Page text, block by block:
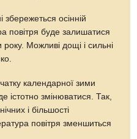
збережеться осінній
повітря буде залишатися
Можливі дощі і сильні
календарної зими
істотно змінюватися. Так,
і більшості
повітря зменшиться